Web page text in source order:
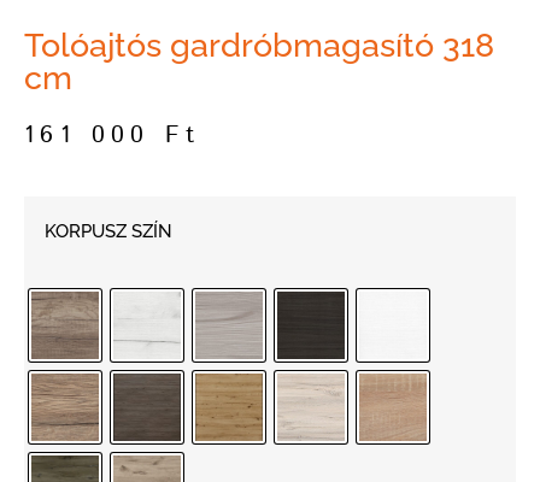
Tolóajtós gardróbmagasító 318
cm
161 000 Ft
KORPUSZ SZÍN